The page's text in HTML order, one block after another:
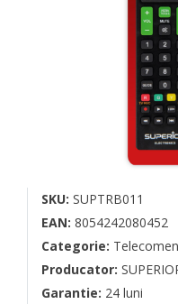
SKU: SUPTRB011
EAN: 8054242080452
Categorie:
Producator:
Garantie: 24 luni